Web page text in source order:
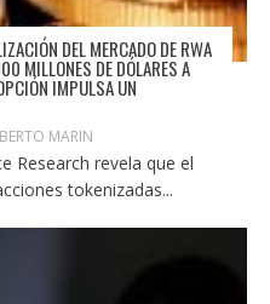
DEL MERCADO DE RWA
MILLONES DE DÓLARES A
IMPULSA UN
MARIN
Research revela que el
tokenizadas...